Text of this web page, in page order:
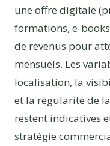
une offre digitale
formations, e-
de revenus pour
mensuels. Les
localisation, la
et la régularité de
restent indicatives
stratégie